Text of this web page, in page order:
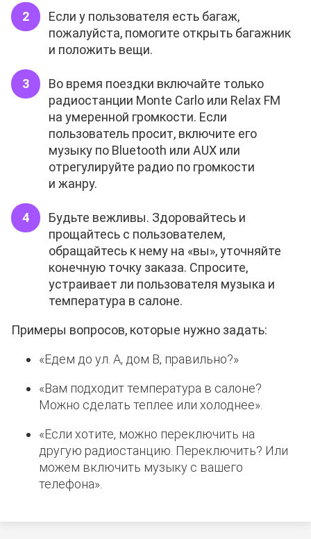
Если у пользователя есть багаж,
пожалуйста, помогите открыть багажник
и положить вещи.
Во время поездки включайте только
радиостанции Monte Carlo или Relax FM
на умеренной громкости. Если
пользователь просит, включите его
музыку по Bluetooth или AUX или
отрегулируйте радио по громкости
и жанру.
Будьте вежливы. Здоровайтесь и
прощайтесь с пользователем,
обращайтесь к нему на «вы», уточняйте
конечную точку заказа. Спросите,
устраивает ли пользователя музыка и
температура в салоне.
Примеры вопросов, которые нужно задать:
«Едем до ул. А, дом В, правильно?»
«Вам подходит температура в салоне?
Можно сделать теплее или холоднее».
«Если хотите, можно переключить на
другую радиостанцию. Переключить? Или
можем включить музыку с вашего
телефона».